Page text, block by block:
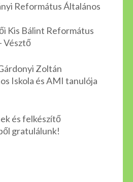
Református Általános
Kis Bálint Református
Vésztő
Zoltán
Iskola és AMI tanulója
és felkészítő
gratulálunk!